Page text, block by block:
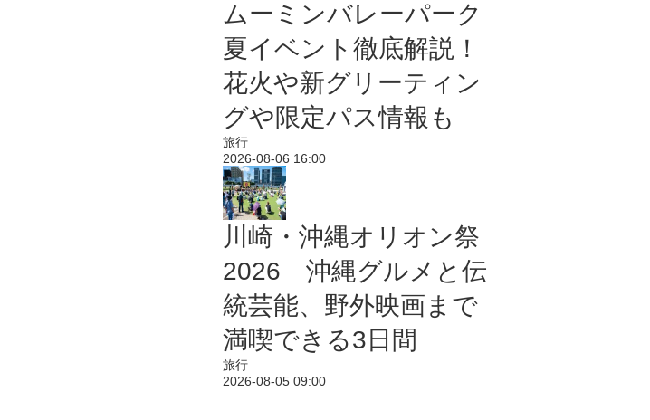
ムーミンバレーパーク
夏イベント徹底解説！
花火や新グリーティン
グや限定パス情報も
旅行
2026-08-06 16:00
川崎・沖縄オリオン祭
2026 沖縄グルメと伝
統芸能、野外映画まで
満喫できる3日間
旅行
2026-08-05 09:00